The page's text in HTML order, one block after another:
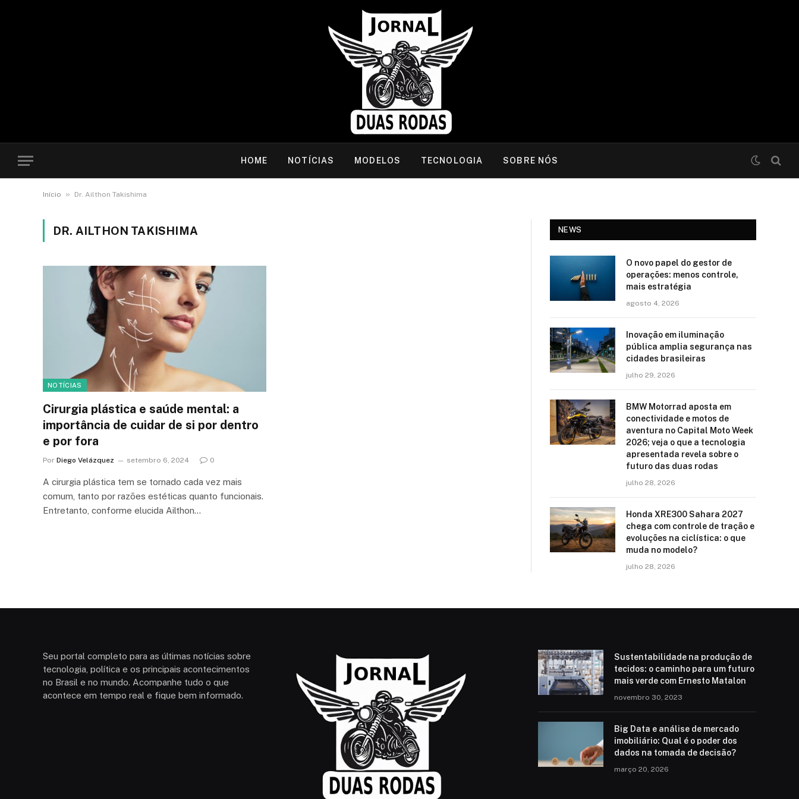
HOME NOTÍCIAS MODELOS TECNOLOGIA SOBRE NÓS
Início » Dr. Ailthon Takishima
DR. AILTHON TAKISHIMA
NOTÍCIAS
Cirurgia plástica e saúde mental: a
importância de cuidar de si por dentro
e por fora
Por Diego Velázquez setembro 6, 2024 0
A cirurgia plástica tem se tornado cada vez mais
comum, tanto por razões estéticas quanto funcionais.
Entretanto, conforme elucida Ailthon…
NEWS
O novo papel do gestor de
operações: menos controle,
mais estratégia
agosto 4, 2026
Inovação em iluminação
pública amplia segurança nas
cidades brasileiras
julho 29, 2026
BMW Motorrad aposta em
conectividade e motos de
aventura no Capital Moto Week
2026; veja o que a tecnologia
apresentada revela sobre o
futuro das duas rodas
julho 28, 2026
Honda XRE300 Sahara 2027
chega com controle de tração e
evoluções na ciclística: o que
muda no modelo?
julho 28, 2026
Seu portal completo para as últimas notícias sobre
tecnologia, política e os principais acontecimentos
no Brasil e no mundo. Acompanhe tudo o que
acontece em tempo real e fique bem informado.
Sustentabilidade na produção de
tecidos: o caminho para um futuro
mais verde com Ernesto Matalon
novembro 30, 2023
Big Data e análise de mercado
imobiliário: Qual é o poder dos
dados na tomada de decisão?
março 20, 2026